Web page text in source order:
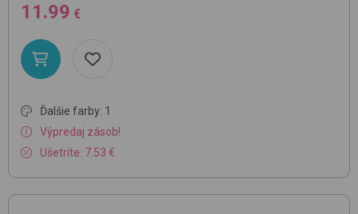
11.99 €
Ďalšie farby: 1
Výpredaj zásob!
Ušetríte: 7.53 €